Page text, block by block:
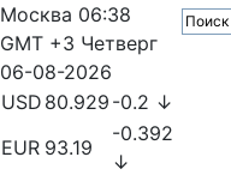
Москва 06:38
GMT +3 Четверг
06-08-2026
USD 80.929 -0.2 ↓
EUR 93.19
-0.392
↓